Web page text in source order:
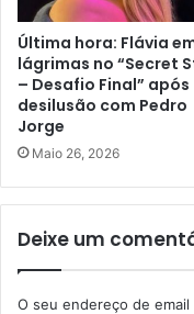
Última hora: Flávia
lágrimas no “Secret
– Desafio Final” após
desilusão com Pedro
Jorge
Maio 26, 2026
Deixe um
O seu endereço de